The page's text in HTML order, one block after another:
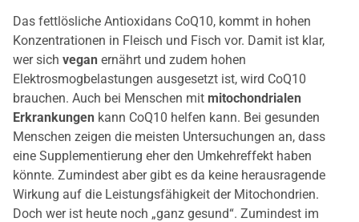
Das fettlösliche Antioxidans CoQ10, kommt in hohen
Konzentrationen in Fleisch und Fisch vor. Damit ist klar,
wer sich vegan ernährt und zudem hohen
Elektrosmogbelastungen ausgesetzt ist, wird CoQ10
brauchen. Auch bei Menschen mit mitochondrialen
Erkrankungen kann CoQ10 helfen kann. Bei gesunden
Menschen zeigen die meisten Untersuchungen an, dass
eine Supplementierung eher den Umkehreffekt haben
könnte. Zumindest aber gibt es da keine herausragende
Wirkung auf die Leistungsfähigkeit der Mitochondrien.
Doch wer ist heute noch „ganz gesund“. Zumindest im